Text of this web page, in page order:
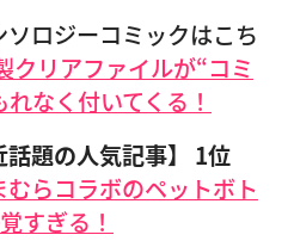
ロジーコミックはこち
クリアファイルが“コミ
なく付いてくる！
題の人気記事】
1位
らコラボのペットボト
すぎる！